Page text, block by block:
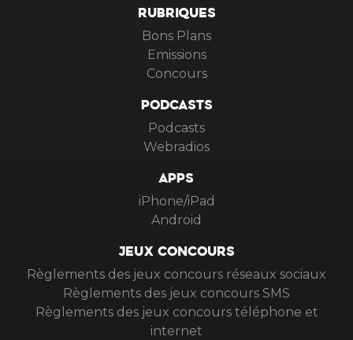
RUBRIQUES
Bons Plans
Emissions
Concours
PODCASTS
Podcasts
Webradios
APPS
iPhone/iPad
Android
JEUX CONCOURS
Règlements des jeux concours réseaux sociaux
Règlements des jeux concours SMS
Règlements des jeux concours téléphone et
internet